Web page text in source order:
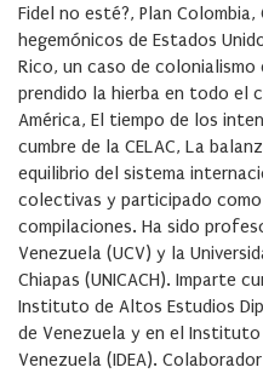
Fidel no esté?, Plan
hegemónicos de Estados
Rico, un caso de colonialismo
prendido la hierba en todo el
América, El tiempo de los
cumbre de la CELAC, La
equilibrio del sistema
colectivas y participado
compilaciones. Ha sido
Venezuela (UCV) y la
Chiapas (UNICACH). Imparte
Instituto de Altos Estudios
de Venezuela y en el
Venezuela (IDEA).